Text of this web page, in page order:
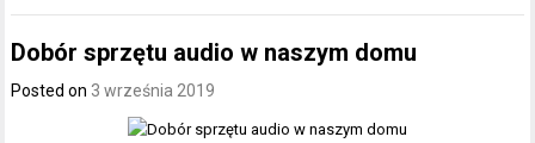
Dobór sprzętu audio w naszym domu
Posted on 3 września 2019